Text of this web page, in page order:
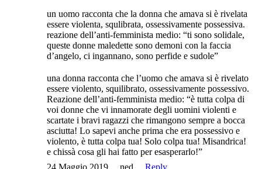
un uomo racconta che la donna che amava si è rivelata
essere violenta, squlibrata, ossessivamente possessiva.
reazione dell’anti-femminista medio: “ti sono solidale,
queste donne maledette sono demoni con la faccia
d’angelo, ci ingannano, sono perfide e sudole”
una donna racconta che l’uomo che amava si è rivelato
essere violento, squilibrato, ossessivamente possessivo.
Reazione dell’anti-femminista medio: “è tutta colpa di
voi donne che vi innamorate degli uomini violenti e
scartate i bravi ragazzi che rimangono sempre a bocca
asciutta! Lo sapevi anche prima che era possessivo e
violento, è tutta colpa tua! Solo colpa tua! Misandrica!
e chissà cosa gli hai fatto per esasperarlo!”